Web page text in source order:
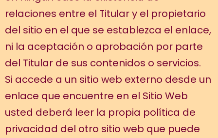
relaciones entre el Titular y el propietario
del sitio en el que se establezca el enlace,
ni la aceptación o aprobación por parte
del Titular de sus contenidos o servicios.
Si accede a un sitio web externo desde un
enlace que encuentre en el Sitio Web
usted deberá leer la propia política de
privacidad del otro sitio web que puede